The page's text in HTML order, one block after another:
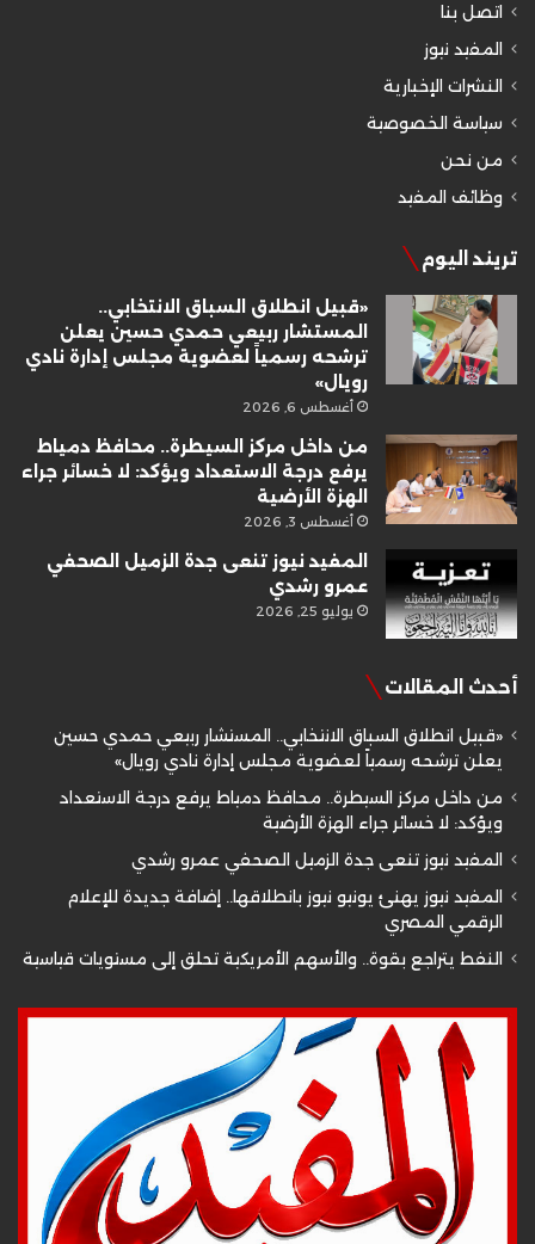
اتصل بنا
المفيد نيوز
النشرات الإخبارية
سياسة الخصوصية
من نحن
وظائف المفيد
تريند اليوم
«قبيل انطلاق السباق الانتخابي..
المستشار ربيعي حمدي حسين يعلن
ترشحه رسمياً لعضوية مجلس إدارة نادي
رويال»
أغسطس 6, 2026
من داخل مركز السيطرة.. محافظ دمياط
يرفع درجة الاستعداد ويؤكد: لا خسائر جراء
الهزة الأرضية
أغسطس 3, 2026
المفيد نيوز تنعى جدة الزميل الصحفي
عمرو رشدي
يوليو 25, 2026
أحدث المقالات
«قبيل انطلاق السباق الانتخابي.. المستشار ربيعي حمدي حسين
يعلن ترشحه رسمياً لعضوية مجلس إدارة نادي رويال»
من داخل مركز السيطرة.. محافظ دمياط يرفع درجة الاستعداد
ويؤكد: لا خسائر جراء الهزة الأرضية
المفيد نيوز تنعى جدة الزميل الصحفي عمرو رشدي
المفيد نيوز يهنئ يونيو نيوز بانطلاقها.. إضافة جديدة للإعلام
الرقمي المصري
النفط يتراجع بقوة.. والأسهم الأمريكية تحلق إلى مستويات قياسية